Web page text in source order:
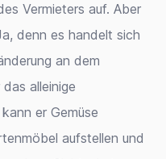
Vermieters auf. Aber
denn es handelt sich
an dem
alleinige
er Gemüse
aufstellen und